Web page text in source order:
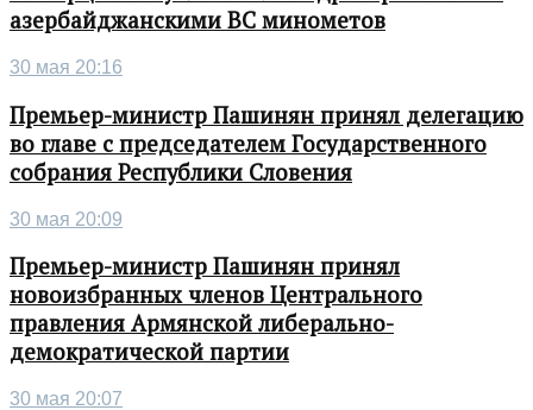
азербайджанскими ВС минометов
30 мая 20:16
Премьер-министр Пашинян принял делегацию
во главе с председателем Государственного
собрания Республики Словения
30 мая 20:09
Премьер-министр Пашинян принял
новоизбранных членов Центрального
правления Армянской либерально-
демократической партии
30 мая 20:07